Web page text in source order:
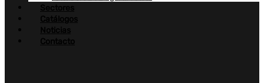
Sectores
Catálogos
Noticias
Contacto